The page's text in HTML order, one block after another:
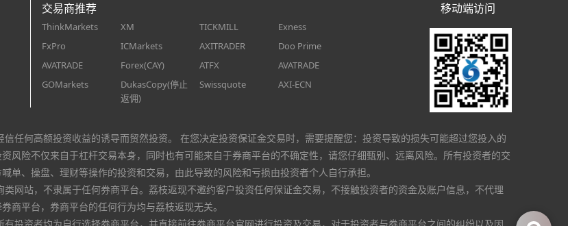
交易商推荐
ThinkMarkets XM TICKMILL
Exness
FxPro
ICMarkets AXITRADER
Doo Prime
AVATRADE
Forex(CAY) ATFX
AVATRADE
GOMarkets
DukasCopy(停止
返佣)
Swissquote AXI-ECN
移动端访问
任何高额投资收益的诱导而贸然投资。 在您决定投资保证金交易时，需要提醒您：投资导致的损失可能超过您投入的
风险不仅来自于杠杆交易本身，同时也有可能来自于券商平台的不确定性，请您仔细甄别、远离风险。所有投资者的交
、操盘、理财等操作的投资和交易，由此导致的风险和亏损由投资者个人自行承担。
网站，不隶属于任何券商平台。荔枝返现不邀约客户投资任何保证金交易，不接触投资者的资金及账户信息，不代理
商平台，券商平台的任何行为均与荔枝返现无关。